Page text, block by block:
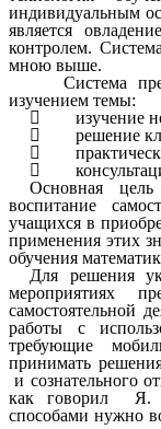
индивидуальным
является
контролем.
мною выше.
Система
изучением темы:
 изучение
 решение


Основная цель
воспитание
учащихся в
применения этих
обучения
Для решения
мероприятиях
самостоятельной
работы с
требующие
принимать
и сознательного
как говорил Я.
способами нужно